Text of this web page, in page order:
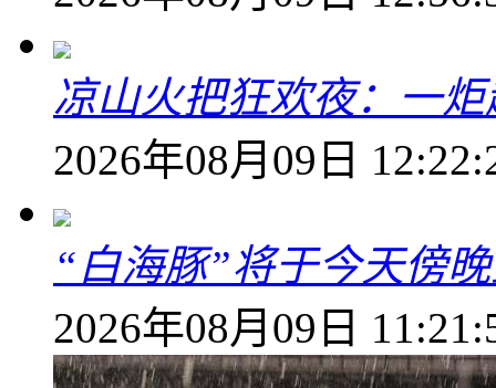
凉山火把狂欢夜：一
2026年08月09日
“白海豚”将于今天傍
2026年08月09日